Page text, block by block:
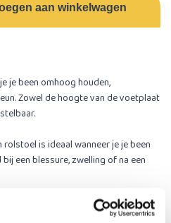
aan winkelwagen
je been omhoog houden,
Zowel de hoogte van de voetplaat
is ideaal wanneer je je been
een blessure, zwelling of na een
is alleen geschikt voor de